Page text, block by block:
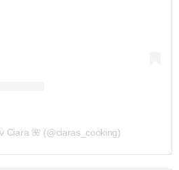
Ciara 🌺 (@ciaras_cooking)